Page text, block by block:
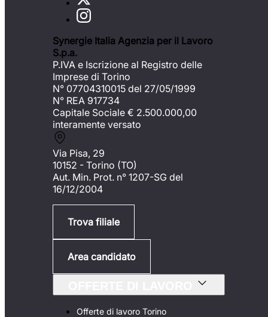
Synergie Italia Agenzia per il Lavoro
S.p.a.
P.IVA e Iscrizione al Registro delle
Imprese di Torino
N° 07704310015 del 27/05/1999
N° REA 917734
Capitale Sociale € 2.500.000,00
interamente versato
Via Pisa, 29
10152 - Torino (TO)
Aut. Min. Prot. n° 1207-SG del
16/12/2004
Trova filiale
Area candidato
Offerte di lavoro Torino